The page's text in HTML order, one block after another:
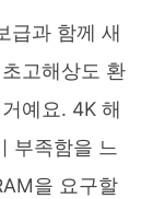
급과 함께 새
고해상도 환
예요. 4K 해
부족함을 느
을 요구할